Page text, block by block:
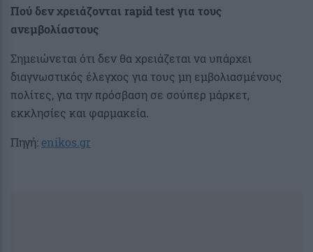
Πού δεν χρειάζονται rapidtest για τους
ανεμβολίαστους
Σημειώνεται ότι δεν θα χρειάζεται να υπάρχει
διαγνωστικός έλεγχος για τους μη εμβολιασμένους
πολίτες, για την πρόσβαση σε σούπερ μάρκετ,
εκκλησίες και φαρμακεία.
Πηγή: enikos.gr